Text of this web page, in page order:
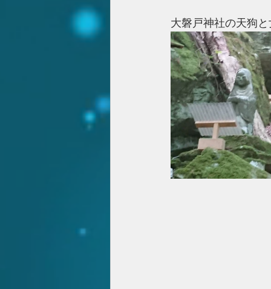
大磐戸神社の天狗